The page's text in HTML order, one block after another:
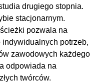
drugiego stopnia.
stacjonarnym.
pozwala na
indywidualnych potrzeb,
zawodowych każdego
odpowiada na
twórców.